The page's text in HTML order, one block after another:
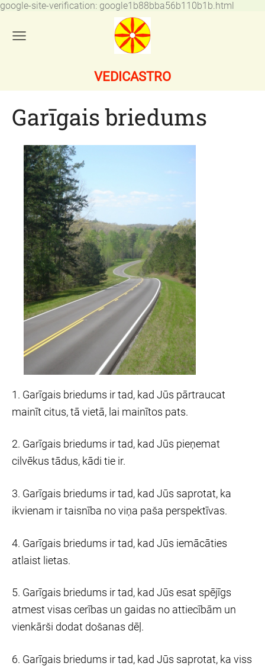
google-site-verification: google1b88bba56b110b1b.html
VEDICASTRO
Garīgais briedums
1. Garīgais briedums ir tad, kad Jūs pārtraucat
mainīt citus, tā vietā, lai mainītos pats.
2. Garīgais briedums ir tad, kad Jūs pieņemat
cilvēkus tādus, kādi tie ir.
3. Garīgais briedums ir tad, kad Jūs saprotat, ka
ikvienam ir taisnība no viņa paša perspektīvas.
4. Garīgais briedums ir tad, kad Jūs iemācāties
atlaist lietas.
5. Garīgais briedums ir tad, kad Jūs esat spējīgs
atmest visas cerības un gaidas no attiecībām un
vienkārši dodat došanas dēļ.
6. Garīgais briedums ir tad, kad Jūs saprotat, ka viss